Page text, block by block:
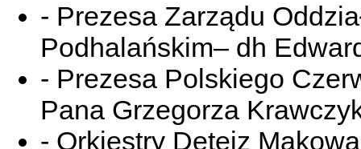
- Prezesa Zarządu
Podhalańskim– dh
- Prezesa Polskiego
Pana Grzegorza
- Orkiestry Dętejz